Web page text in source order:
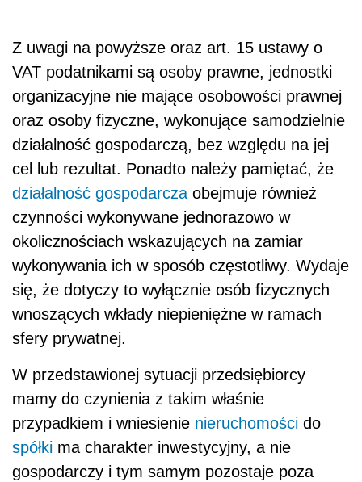
Z uwagi na powyższe oraz art. 15 ustawy o
VAT podatnikami są osoby prawne, jednostki
organizacyjne nie mające osobowości prawnej
oraz osoby fizyczne, wykonujące samodzielnie
działalność gospodarczą, bez względu na jej
cel lub rezultat. Ponadto należy pamiętać, że
działalność gospodarcza obejmuje również
czynności wykonywane jednorazowo w
okolicznościach wskazujących na zamiar
wykonywania ich w sposób częstotliwy. Wydaje
się, że dotyczy to wyłącznie osób fizycznych
wnoszących wkłady niepieniężne w ramach
sfery prywatnej.
W przedstawionej sytuacji przedsiębiorcy
mamy do czynienia z takim właśnie
przypadkiem i wniesienie nieruchomości do
spółki ma charakter inwestycyjny, a nie
gospodarczy i tym samym pozostaje poza